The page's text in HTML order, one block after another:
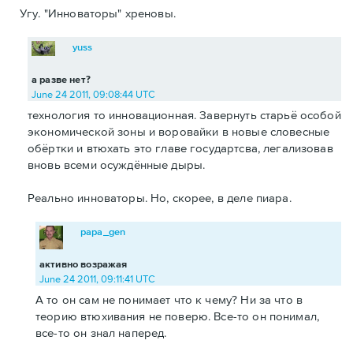
Угу. "Инноваторы" хреновы.
а разве нет?
yuss
June 24 2011, 09:08:44 UTC
технология то инновационная. Завернуть старьё особой
экономической зоны и воровайки в новые словесные
обёртки и втюхать это главе государтсва, легализовав
вновь всеми осуждённые дыры.
Реально инноваторы. Но, скорее, в деле пиара.
активно возражая
papa_gen
June 24 2011, 09:11:41 UTC
А то он сам не понимает что к чему? Ни за что в
теорию втюхивания не поверю. Все-то он понимал,
все-то он знал наперед.